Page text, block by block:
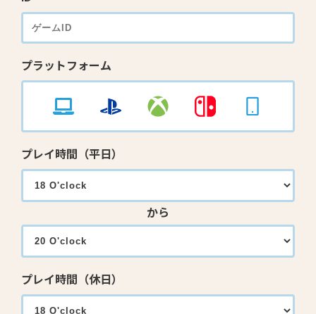
プラットフォーム
プレイ時間（平日）
から
プレイ時間（休日）